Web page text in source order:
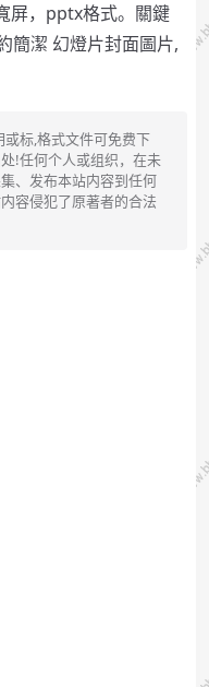
屏，pptx格式。關鍵
簡潔 幻燈片封面圖片,
标,格式文件可免费下
!任何个人或组织，在未
、发布本站内容到任何
容侵犯了原著者的合法